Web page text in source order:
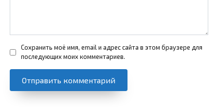
Сохранить моё имя, email и адрес сайта в этом браузере для
последующих моих комментариев.